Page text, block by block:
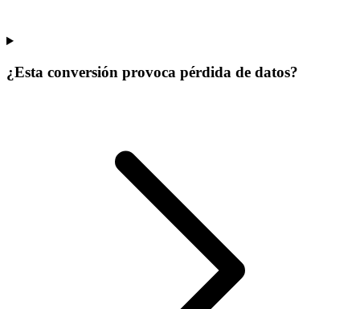
¿Esta conversión provoca pérdida de datos?